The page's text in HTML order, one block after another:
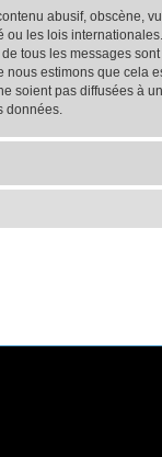
abusif, obscène,
ou les lois
tous les messages
nous estimons que cela
soient pas diffusées à
données.